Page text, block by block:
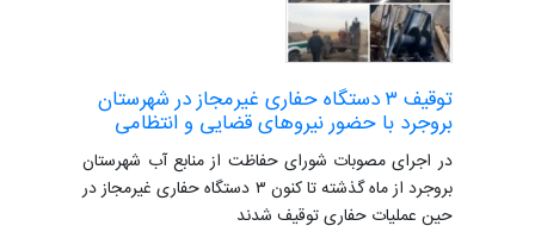
توقیف ۳ دستگاه حفاری غیرمجاز در شهرستان
بروجرد با حضور نیروهای قضایی و انتظامی
در اجرای مصوبات شورای حفاظت از منابع آب شهرستان
بروجرد از ماه گذشته تا کنون ۳ دستگاه حفاری غیرمجاز در
حین عملیات حفاری توقیف شدند